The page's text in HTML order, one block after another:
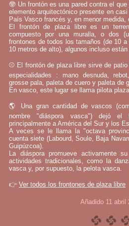
🤓 Un frontón es una pared contra el
elemento arquitectónico presente en
País Vasco francés y, en menor
El frontón de plaza libre es un
compuesto por una muralla, o dos
frontones de todos los tamaños (de 10
10 metros de alto), algunos incluso
⚾ El frontón de plaza libre sirve de
especialidades : mano desnuda,
grosse pala, paleta de cuero y paleta de
En vasco, este lugar se llama pilota
🌎 Una gran cantidad de vascos
nombre "diáspora vasca") dejó el
principalmente a América del Sur y los
A veces se le llama la "octava
cuenta siete (Labourd, Soule, Baja
Guipúzcoa).
La diáspora promueve activamente
actividades tradicionales, como la
vasca y, por supuesto, la pelota vasca.
👉 Ver todos los frontones de plaza libre
Añadido 11 abril